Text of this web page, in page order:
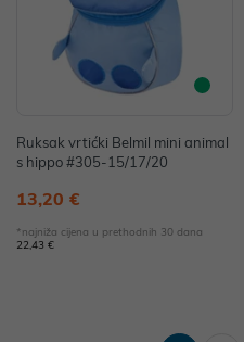
Ruksak vrtićki Belmil mini animal
s hippo #305-15/17/20
13,20 €
*najniža cijena u prethodnih 30 dana
22,43 €